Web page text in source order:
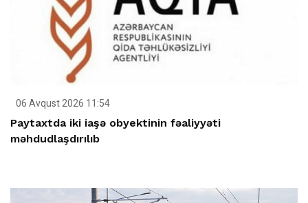
06 Avqust 2026 11:54
Paytaxtda iki iaşə obyektinin fəaliyyəti
məhdudlaşdırılıb